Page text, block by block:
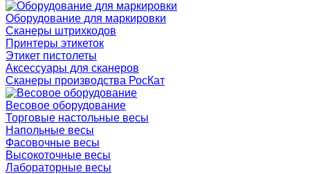
Оборудование для маркировки
Сканеры штрихкодов
Принтеры этикеток
Этикет пистолеты
Аксессуары для сканеров
Сканеры производства РосКат
Весовое оборудование
Торговые настольные весы
Напольные весы
Фасовочные весы
Высокоточные весы
Лабораторные весы